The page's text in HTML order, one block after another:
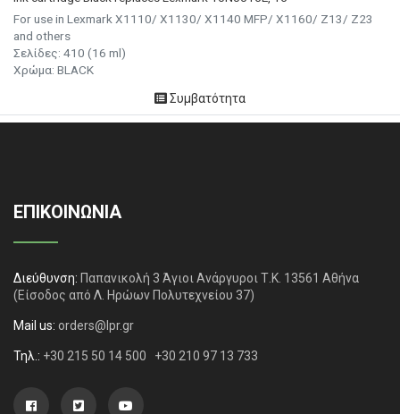
For use in Lexmark X1110/ X1130/ X1140 MFP/ X1160/ Z13/ Z23
and others
Σελίδες: 410 (16 ml)
Χρώμα: BLACK
Συμβατότητα
ΕΠΙΚΟΙΝΩΝΙΑ
Διεύθυνση: Παπανικολή 3 Άγιοι Ανάργυροι Τ.Κ. 13561 Αθήνα
(Είσοδος από Λ. Ηρώων Πολυτεχνείου 37)
Mail us: orders@lpr.gr
Τηλ.: +30 215 50 14 500 +30 210 97 13 733